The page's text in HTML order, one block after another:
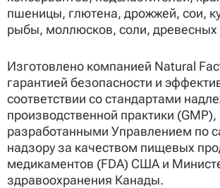
пшеницы, глютена, дрожжей, сои,
рыбы, моллюсков, соли,
Изготовлено компанией Natural
гарантией безопасности и
соответствии со стандартами
производственной практики (GMP),
разработанными Управлением по
надзору за качеством пищевых
медикаментов (FDA) США и
здравоохранения Канады.